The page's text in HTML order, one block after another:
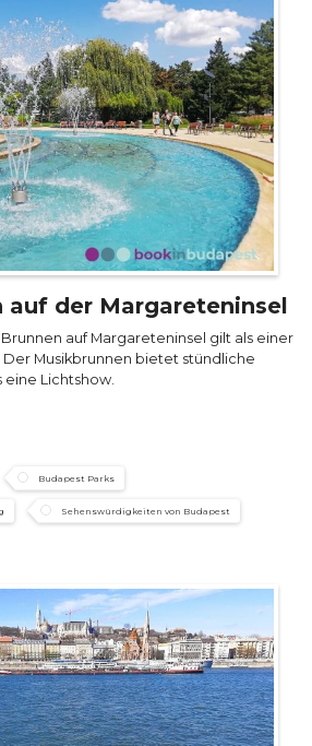
auf der Margareteninsel
auf Margareteninsel gilt als einer
Musikbrunnen bietet stündliche
eine Lichtshow.
Budapest Parks
Sehenswürdigkeiten von Budapest